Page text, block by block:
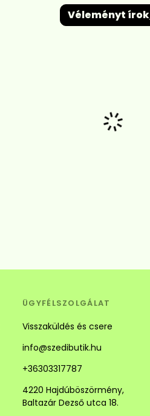
Véleményt írok
ÜGYFÉLSZOLGÁLAT
Visszaküldés és csere
info@szedibutik.hu
+36303317787
4220 Hajdúböszörmény,
Baltazár Dezső utca 18.